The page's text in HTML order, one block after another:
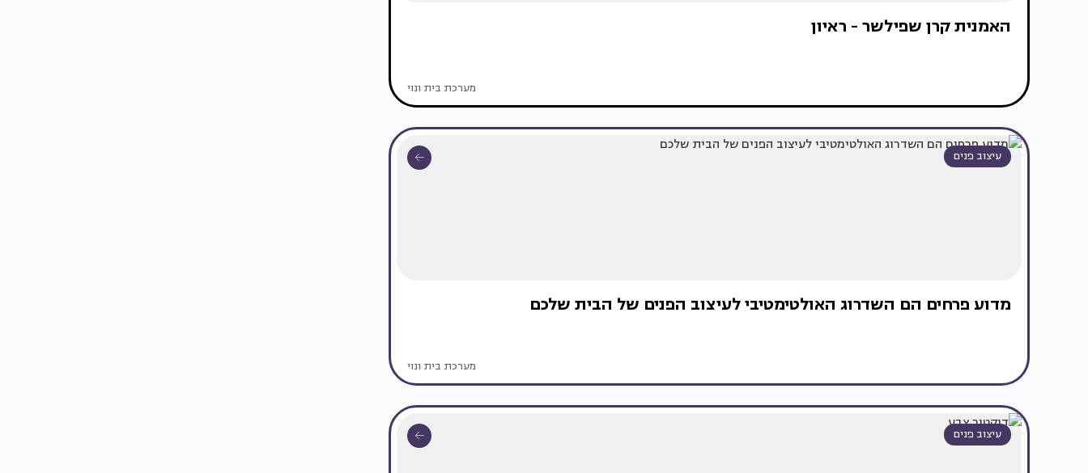
האמנית קרן שפילשר - ראיון
מערכת בית ונוי
עיצוב פנים
מדוע פרחים הם השדרוג האולטימטיבי לעיצוב הפנים של הבית שלכם
מערכת בית ונוי
עיצוב פנים